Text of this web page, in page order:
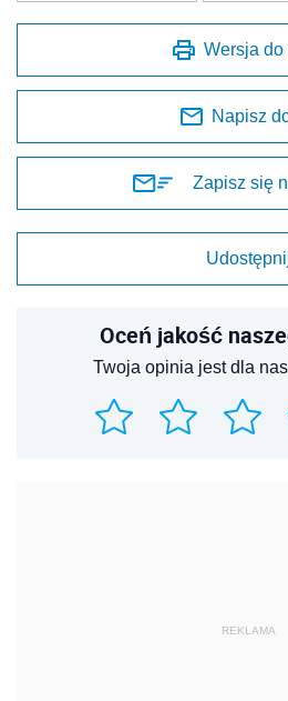
Wersja do
Napisz
Zapisz się
Oceń jakość
Twoja opinia jest dla
REKLAMA